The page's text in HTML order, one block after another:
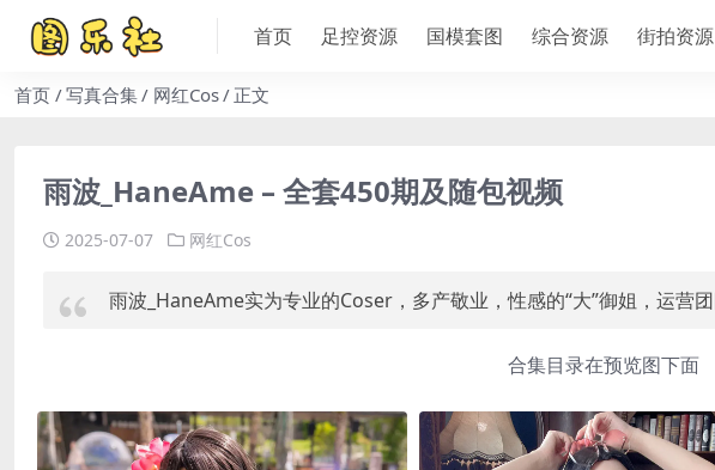
首页 足控资源 国模套图 综合资源 街拍资源
首页 写真合集 网红Cos 正文
雨波_HaneAme – 全套450期及随包视频
2025-07-07 网红Cos
雨波_HaneAme实为专业的Coser，多产敬业，性感的“大”御姐，运营
合集目录在预览图下面